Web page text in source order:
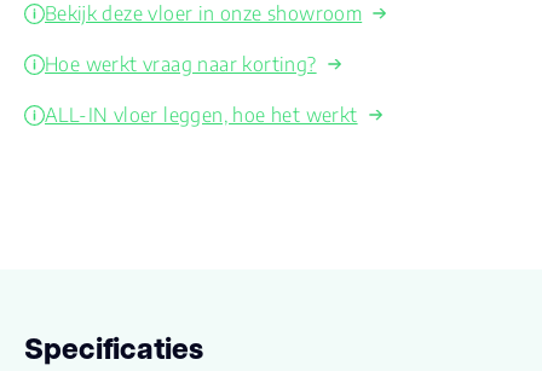
Bekijk deze vloer in onze showroom
Hoe werkt vraag naar korting?
ALL-IN vloer leggen, hoe het werkt
Specificaties